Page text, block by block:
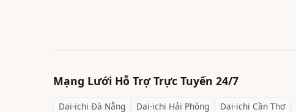
Mạng Lưới Hỗ Trợ Trực Tuyến 24/7
Dai-ichi Đà Nẵng Dai-ichi Hải Phòng Dai-ichi Cần Thơ